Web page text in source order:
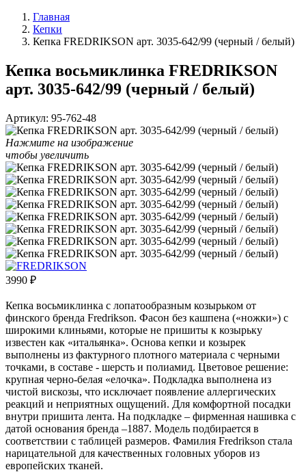
Главная
Кепки
Кепка FREDRIKSON арт. 3035-642/99 (черный / белый)
Кепка восьмиклинка FREDRIKSON
арт. 3035-642/99 (черный / белый)
Артикул: 95-762-48
Нажмите на изображение
чтобы увеличить
3990 ₽
Кепка восьмиклинка с лопатообразным козырьком от
финского бренда Fredrikson. Фасон без кашпена («ножки») с
широкими клиньями, которые не пришиты к козырьку
известен как «итальянка». Основа кепки и козырек
выполнены из фактурного плотного материала с черными
точками, в составе - шерсть и полиамид. Цветовое решение:
крупная черно-белая «елочка». Подкладка выполнена из
чистой вискозы, что исключает появление аллергических
реакций и неприятных ощущений. Для комфортной посадки
внутри пришита лента. На подкладке – фирменная нашивка с
датой основания бренда –1887. Модель подбирается в
соответствии с таблицей размеров. Фамилия Fredrikson стала
нарицательной для качественных головных уборов из
европейских тканей.